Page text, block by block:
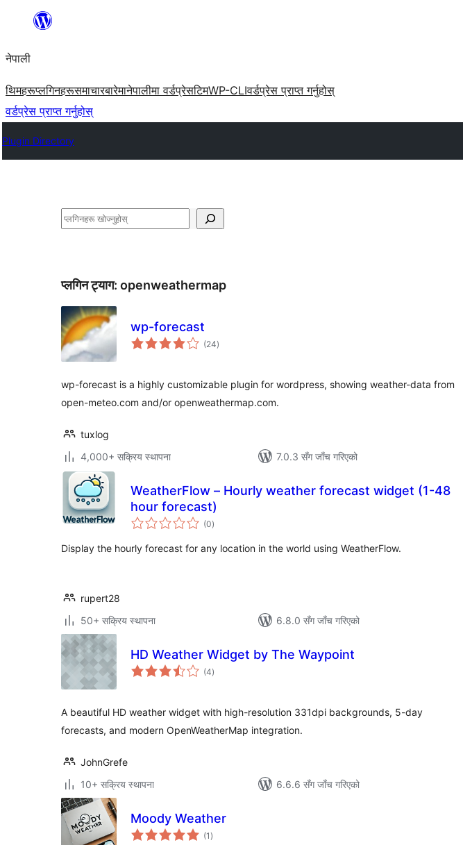
सामग्रीमा
नेपाली
थिमहरूप्लगिनहरूसमाचारबारेमानेपालीमा वर्डप्रेसटिमWP-CLIवर्डप्रेस प्राप्त गर्नुहोस्
वर्डप्रेस प्राप्त गर्नुहोस्
Plugin Directory
खोज्नुहोस्
प्लगिन ट्याग: openweathermap
wp-forecast
(24कुल
रेटिङ्गहरू
)
wp-forecast is a highly customizable plugin for wordpress, showing weather-data from
open-meteo.com and/or openweathermap.com.
tuxlog
4,000+ सक्रिय स्थापना
7.0.3 सँग जाँच गरिएको
WeatherFlow – Hourly weather forecast widget (1-48
hour forecast)
(0कुल
रेटिङ्गहरू
)
Display the hourly forecast for any location in the world using WeatherFlow.
rupert28
50+ सक्रिय स्थापना
6.8.0 सँग जाँच गरिएको
HD Weather Widget by The Waypoint
(4कुल
रेटिङ्गहरू
)
A beautiful HD weather widget with high-resolution 331dpi backgrounds, 5-day
forecasts, and modern OpenWeatherMap integration.
JohnGrefe
10+ सक्रिय स्थापना
6.6.6 सँग जाँच गरिएको
Moody Weather
(1 कुल
रेटिङ्गहरू
)